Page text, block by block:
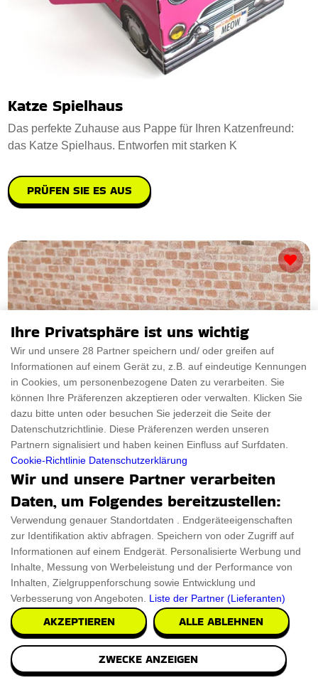
Katze Spielhaus
Das perfekte Zuhause aus Pappe für Ihren Katzenfreund:
das Katze Spielhaus. Entworfen mit starken K
PRÜFEN SIE ES AUS
Cadillac Auto Wandregal Rosa
Das Cadillac Auto Wandregal Rosa setzt einen tollen
Akzent in Ihrer Küche. Entworfen aus einer Misc
Ihre Privatsphäre ist uns wichtig
Wir und unsere 28 Partner speichern und/ oder greifen auf
Informationen auf einem Gerät zu, z.B. auf eindeutige Kennungen
in Cookies, um personenbezogene Daten zu verarbeiten. Sie
können Ihre Präferenzen akzeptieren oder verwalten. Klicken Sie
dazu bitte unten oder besuchen Sie jederzeit die Seite der
Datenschutzrichtlinie. Diese Präferenzen werden unseren
Partnern signalisiert und haben keinen Einfluss auf Surfdaten.
Cookie-Richtlinie Datenschutzerklärung
Wir und unsere Partner verarbeiten
Daten, um Folgendes bereitzustellen:
Verwendung genauer Standortdaten . Endgeräteeigenschaften
zur Identifikation aktiv abfragen. Speichern von oder Zugriff auf
Informationen auf einem Endgerät. Personalisierte Werbung und
Inhalte, Messung von Werbeleistung und der Performance von
Inhalten, Zielgruppenforschung sowie Entwicklung und
Verbesserung von Angeboten. Liste der Partner (Lieferanten)
AKZEPTIEREN ALLE ABLEHNEN
ZWECKE ANZEIGEN